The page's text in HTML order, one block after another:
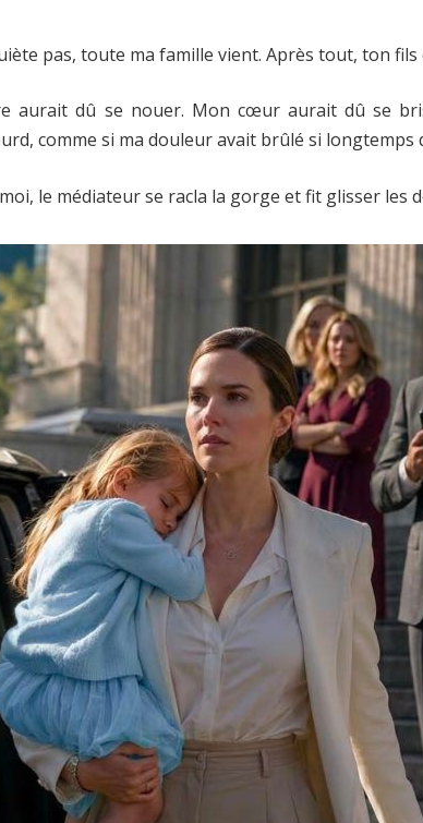
pas, toute ma famille vient. Après tout, ton
aurait dû se nouer. Mon cœur aurait dû se
comme si ma douleur avait brûlé si longtemps
le médiateur se racla la gorge et fit glisser les